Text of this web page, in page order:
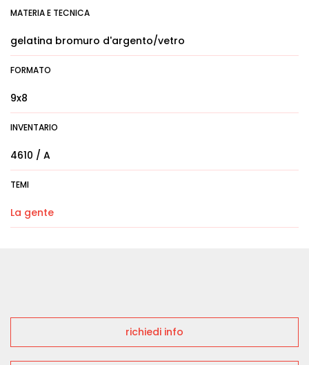
MATERIA E TECNICA
gelatina bromuro d'argento/vetro
FORMATO
9x8
INVENTARIO
4610 / A
TEMI
La gente
richiedi info